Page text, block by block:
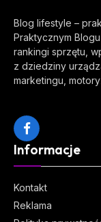
Blog lifestyle –
Praktycznym
rankingi sprzętu,
z dziedziny
marketingu,
Facebook
Informacje
Kontakt
Reklama